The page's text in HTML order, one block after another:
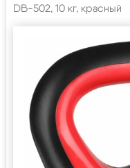
DB-502, 10 кг, красный